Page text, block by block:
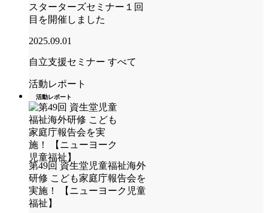
スターターズセミナー１回
目を開催しました
2025.09.01
自立支援セミナー すべて
活動レポート
活動レポート
第49回 資生堂児童福祉海外
研修 こども家庭庁報告会を
実施！ 【ニューヨーク児童
福祉】